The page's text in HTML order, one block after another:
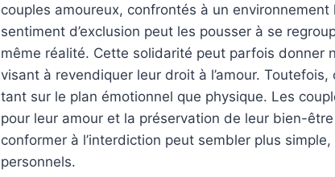
couples amoureux, confrontés à un
sentiment d’exclusion peut les pousser à se
même réalité. Cette solidarité peut parfois donner
visant à revendiquer leur droit à l’amour.
tant sur le plan émotionnel que physique. Les
pour leur amour et la préservation de leur bien-
conformer à l’interdiction peut sembler plus
personnels.